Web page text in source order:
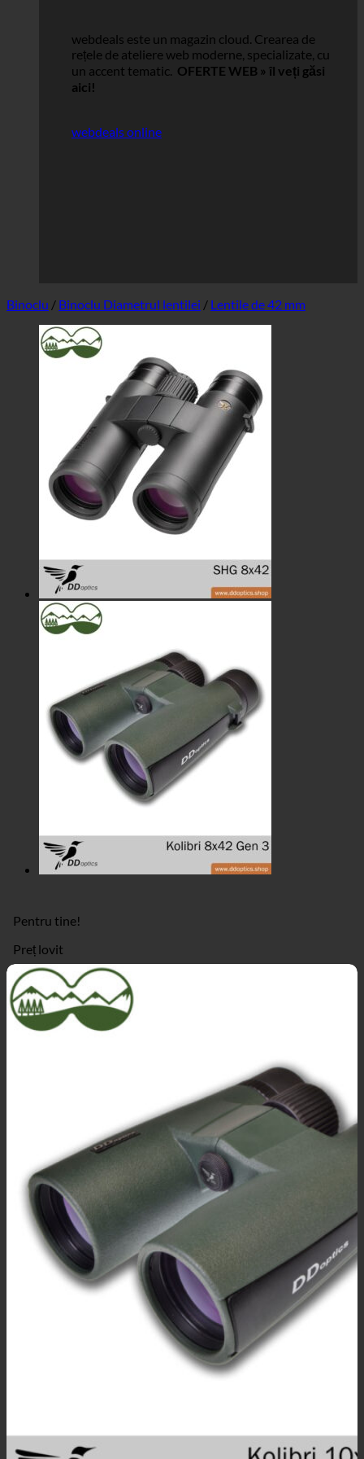
webdeals este un magazin cloud. Crearea de
rețele de ateliere web moderne, specializate, cu
un accent tematic. OFERTE WEB » îl veți găsi
aici!
webdeals online
Binoclu / Binoclu Diametrul lentilei / Lentile de 42 mm
Pentru tine!
Preț lovit